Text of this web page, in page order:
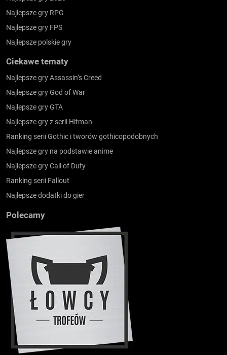
Najlepsze gry RPG
Najlepsze gry FPS
Najlepsze polskie gry
Ciekawe tematy
Najlepsze gry Assassin’s Creed
Najlepsze gry God of War
Najlepsze gry GTA
Najlepsze gry z serii Hitman
Ranking serii Gothic i tworów gothicopodobnych
Najlepsze gry na podstawie anime
Najlepsze gry Call of Duty
Ranking serii Fallout
Najlepsze dodatki do gier
Polecamy